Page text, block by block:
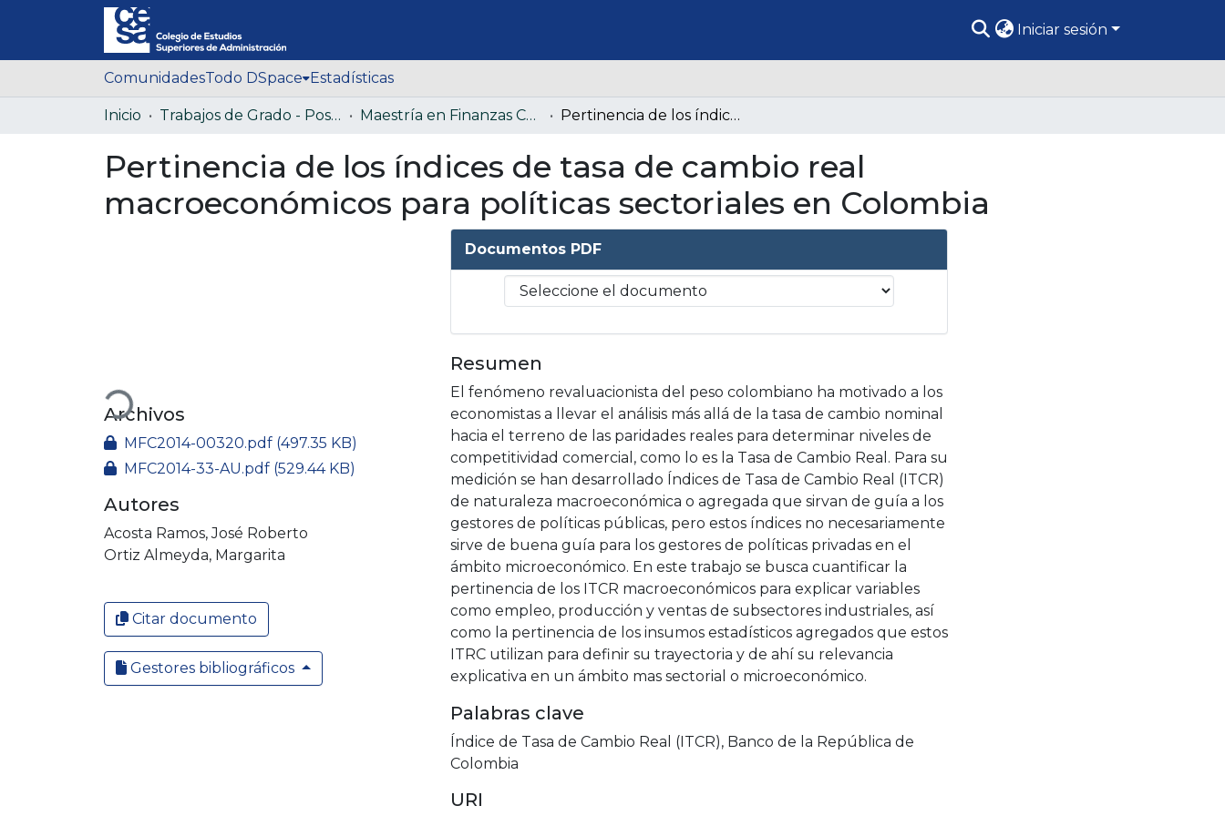
Iniciar sesión
ComunidadesTodo DSpace Estadísticas
Inicio Trabajos de Grado - Posgrado Maestría en Finanzas Corporativas (Colección confidencial) Pertinencia de los índices de tasa de cambio real macroeconómicos para políticas sectoriales en Colombia
Pertinencia de los índices de tasa de cambio real
macroeconómicos para políticas sectoriales en Colombia
Cargando...
Archivos
MFC2014-00320.pdf (497.35 KB)
MFC2014-33-AU.pdf (529.44 KB)
Autores
Acosta Ramos, José Roberto
Ortiz Almeyda, Margarita
Citar documento
Gestores bibliográficos
Documentos PDF
Resumen
El fenómeno revaluacionista del peso colombiano ha motivado a los
economistas a llevar el análisis más allá de la tasa de cambio nominal
hacia el terreno de las paridades reales para determinar niveles de
competitividad comercial, como lo es la Tasa de Cambio Real. Para su
medición se han desarrollado Índices de Tasa de Cambio Real (ITCR)
de naturaleza macroeconómica o agregada que sirvan de guía a los
gestores de políticas públicas, pero estos índices no necesariamente
sirve de buena guía para los gestores de políticas privadas en el
ámbito microeconómico. En este trabajo se busca cuantificar la
pertinencia de los ITCR macroeconómicos para explicar variables
como empleo, producción y ventas de subsectores industriales, así
como la pertinencia de los insumos estadísticos agregados que estos
ITRC utilizan para definir su trayectoria y de ahí su relevancia
explicativa en un ámbito mas sectorial o microeconómico.
Palabras clave
Índice de Tasa de Cambio Real (ITCR), Banco de la República de
Colombia
URI